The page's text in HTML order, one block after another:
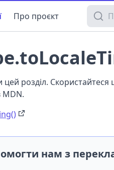
Про проєкт Пошук
розділ.
MDN.
нам з